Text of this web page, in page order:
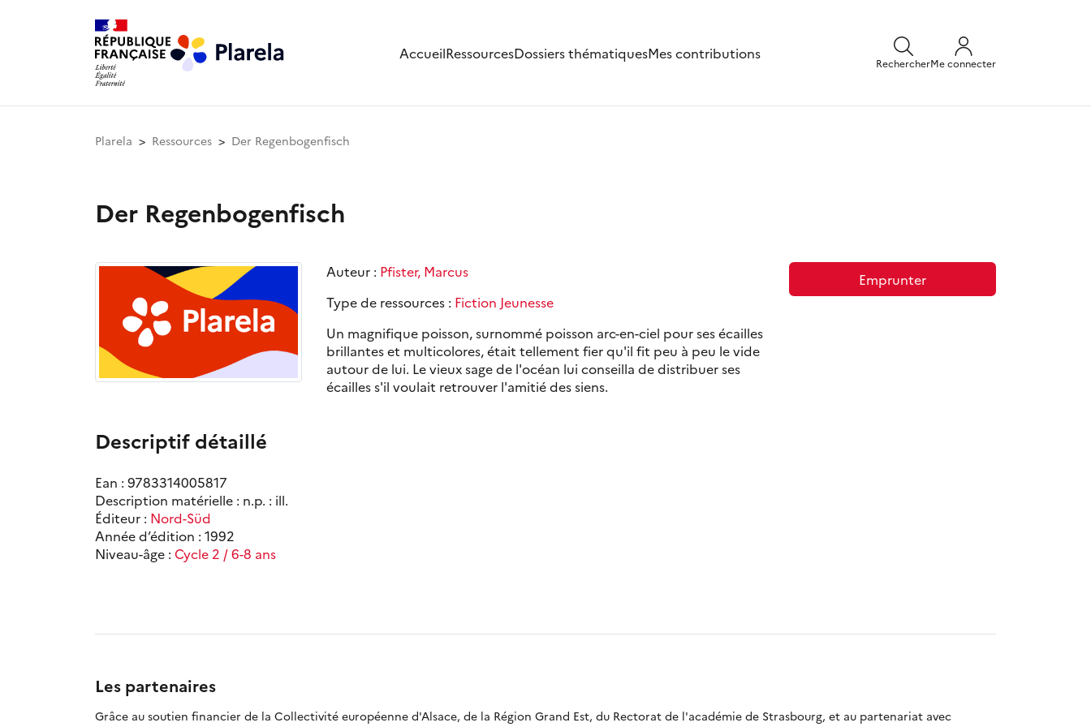
AccueilRessourcesDossiers thématiquesMes contributions
RechercherMe connecter
Plarela Ressources Der Regenbogenfisch
Der Regenbogenfisch
Auteur : Pfister, Marcus
Type de ressources : Fiction Jeunesse
Un magnifique poisson, surnommé poisson arc-en-ciel pour ses écailles
brillantes et multicolores, était tellement fier qu'il fit peu à peu le vide
autour de lui. Le vieux sage de l'océan lui conseilla de distribuer ses
écailles s'il voulait retrouver l'amitié des siens.
Emprunter
Descriptif détaillé
Ean : 9783314005817
Description matérielle : n.p. : ill.
Éditeur : Nord-Süd
Année d’édition : 1992
Niveau-âge : Cycle 2 / 6-8 ans
Les partenaires
Grâce au soutien financier de la Collectivité européenne d'Alsace, de la Région Grand Est, du Rectorat de l'académie de Strasbourg, et au partenariat avec